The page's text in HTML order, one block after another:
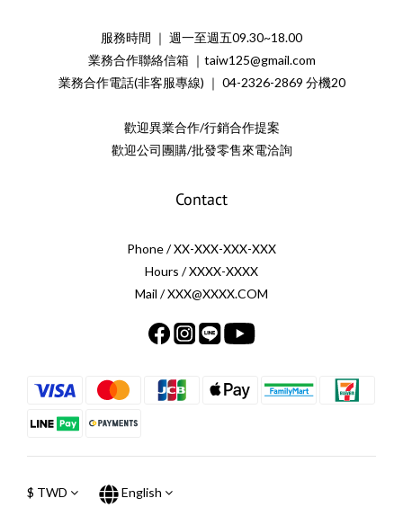
服務時間 ｜ 週一至週五09.30~18.00
業務合作聯絡信箱 ｜taiw125@gmail.com
業務合作電話(非客服專線) ｜ 04-2326-2869 分機20
歡迎異業合作/行銷合作提案
歡迎公司團購/批發零售來電洽詢
Contact
Phone / XX-XXX-XXX-XXX
Hours / XXXX-XXXX
Mail / XXX@XXXX.COM
$ TWD English